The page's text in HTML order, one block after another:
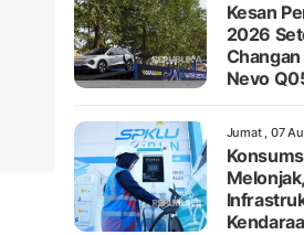
Kesan
2026
Nevo
Jumat , 07